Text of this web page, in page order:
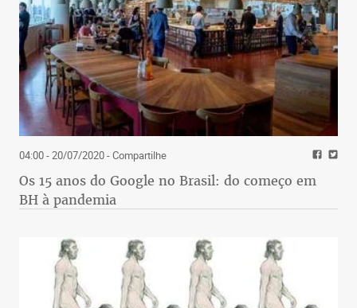
04:00 - 20/07/2020- Compartilhe
Os 15 anos do Google no Brasil: do começo em
BH à pandemia